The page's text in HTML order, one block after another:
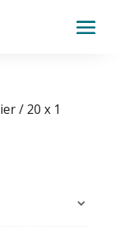
/ 20 x 1